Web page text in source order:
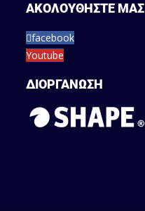
ΑΚΟΛΟΥΘΗΣΤΕ ΜΑΣ
facebook
Youtube
ΔΙΟΡΓΑΝΩΣΗ